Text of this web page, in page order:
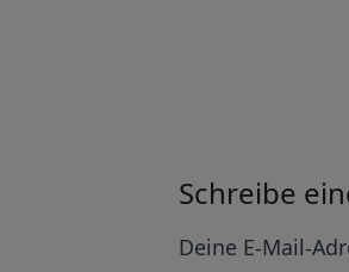
Schreibe
Deine E-Mail-